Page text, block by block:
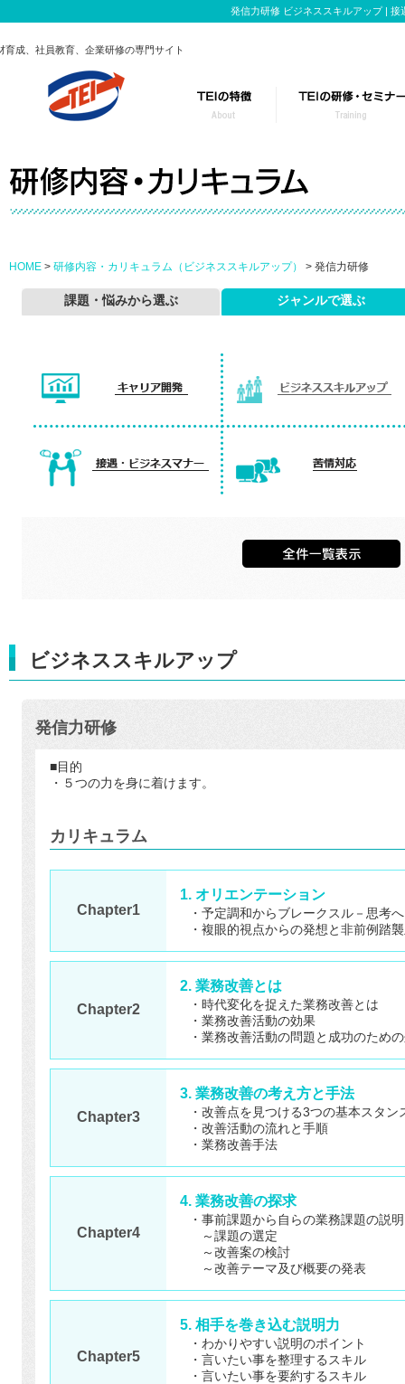
発信力研修 ビジネススキルアップ |
育成、社員教育、企業研修の専門サイト
研修のポイント
HOME > 研修内容・カリキュラム（ビジネススキルアップ） > 発信力研修
課題・悩みから選ぶ ジャンルで選ぶ
ビジネススキルアップ
発信力研修
■目的
・５つの力を身に着けます。
カリキュラム
Chapter1
1. オリエンテーション
・予定調和からブレークスル－思考へ
・複眼的視点からの発想と非前例踏
Chapter2
2. 業務改善とは
・時代変化を捉えた業務改善とは
・業務改善活動の効果
・業務改善活動の問題と成功のため
Chapter3
3. 業務改善の考え方と手法
・改善点を見つける3つの基本スタン
・改善活動の流れと手順
・業務改善手法
Chapter4
4. 業務改善の探求
・事前課題から自らの業務課題の説明
～課題の選定
～改善案の検討
～改善テーマ及び概要の発表
Chapter5
5. 相手を巻き込む説明力
・わかりやすい説明のポイント
・言いたい事を整理するスキル
・言いたい事を要約するスキル